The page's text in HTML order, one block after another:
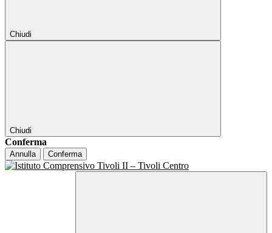
Chiudi
Chiudi
Conferma
Annulla Conferma